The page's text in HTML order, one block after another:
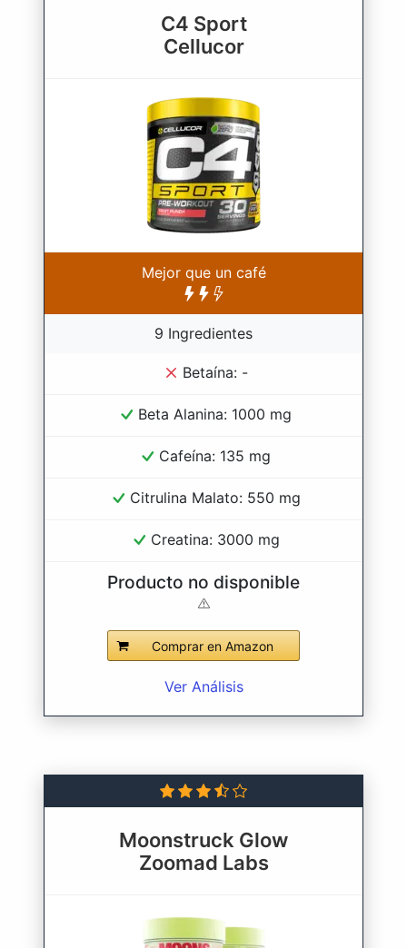
C4 Sport
Cellucor
Mejor que un café
9 Ingredientes
Betaína: -
Beta Alanina: 1000 mg
Cafeína: 135 mg
Citrulina Malato: 550 mg
Creatina: 3000 mg
Producto no disponible
Comprar en Amazon
Ver Análisis
Moonstruck Glow
Zoomad Labs